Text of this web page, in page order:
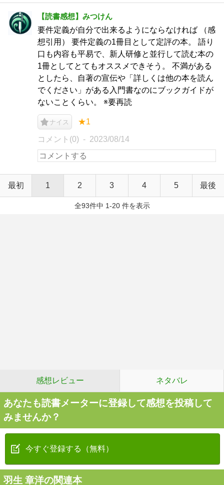
【読書感想】みつけん
要件定義が自分で出来るようにならなければ （感
想引用） 要件定義の1冊目として定評の本。 語り
口も内容も平易で、新人研修と並行して読む本の
1冊としてとてもオススメできそう。 不満がある
としたら、自著の宣伝や「詳しくは他の本を読ん
でください」がある入門書なのにブックガイドが
ないことくらい。 ※要再読
ナイス ★1
コメント(0) 2023/08/14
最初 1 2 3 4 5 最後
全93件中 1-20 件を表示
感想レビュー ネタバレ
あなたも読書メーターに登録して感想を投稿して
みませんか？
今すぐ登録する（無料）
羽生 章洋の関連本